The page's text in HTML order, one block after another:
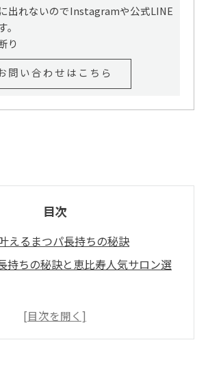
出れないのでInstagramや公式LINE
り
問い合わせはこちら
目次
えるまつパ長持ちの秘訣
持ちの秘訣と恵比寿人気サロン選
長持ちするためのホームケア術